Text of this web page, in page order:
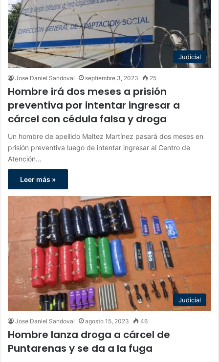
Judicial
Jose Daniel Sandoval septiembre 3, 2023 25
Hombre irá dos meses a prisión
preventiva por intentar ingresar a
cárcel con cédula falsa y droga
Un hombre de apellido Maltez Martínez pasará dos meses en
prisión preventiva luego de intentar ingresar al Centro de
Atención…
Leer más »
Judicial
Jose Daniel Sandoval agosto 15, 2023 46
Hombre lanza droga a cárcel de
Puntarenas y se da a la fuga